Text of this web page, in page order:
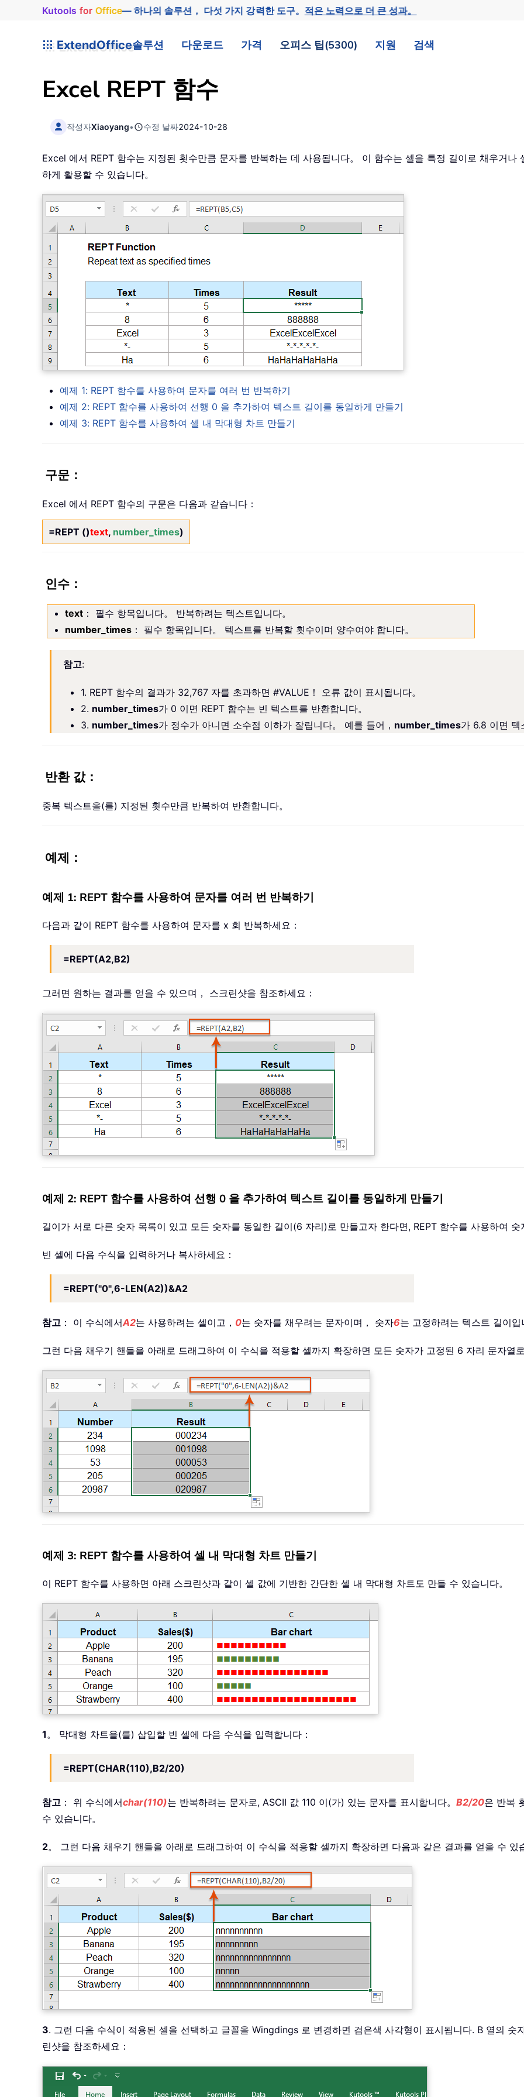
Kutools for Office— 하나의 솔루션， 다섯 가지 강력한 도구。적은 노력으로 더 큰 성과。
ExtendOffice솔루션 다운로드 가격 오피스 팁(5300) 지원 검색
Excel REPT 함수
작성자Xiaoyang• 수정 날짜2024-10-28
Excel 에서 REPT 함수는 지정된 횟수만큼 문자를 반복하는 데 사용됩니다。 이 함수는 셀을 특정 길이로 채우거
하게 활용할 수 있습니다。
예제 1: REPT 함수를 사용하여 문자를 여러 번 반복하기
예제 2: REPT 함수를 사용하여 선행 0 을 추가하여 텍스트 길이를 동일하게 만들기
예제 3: REPT 함수를 사용하여 셀 내 막대형 차트 만들기
구문：
Excel 에서 REPT 함수의 구문은 다음과 같습니다：
=REPT ()text, number_times)
인수：
text ： 필수 항목입니다。 반복하려는 텍스트입니다。
number_times ： 필수 항목입니다。 텍스트를 반복할 횟수이며 양수여야 합니다。
참고:
1. REPT 함수의 결과가 32,767 자를 초과하면 #VALUE！ 오류 값이 표시됩니다。
2. number_times가 0 이면 REPT 함수는 빈 텍스트를 반환합니다。
3. number_times가 정수가 아니면 소수점 이하가 잘립니다。 예를 들어， number_times가 6.8 이면 텍
반환 값：
중복 텍스트을(를) 지정된 횟수만큼 반복하여 반환합니다。
예제：
예제 1: REPT 함수를 사용하여 문자를 여러 번 반복하기
다음과 같이 REPT 함수를 사용하여 문자를 x 회 반복하세요：
=REPT(A2,B2)
그러면 원하는 결과를 얻을 수 있으며， 스크린샷을 참조하세요：
예제 2: REPT 함수를 사용하여 선행 0 을 추가하여 텍스트 길이를 동일하게 만들기
길이가 서로 다른 숫자 목록이 있고 모든 숫자를 동일한 길이(6 자리)로 만들고자 한다면, REPT 함수를 사용하여 숫
빈 셀에 다음 수식을 입력하거나 복사하세요：
=REPT("0",6-LEN(A2))&A2
참고 ： 이 수식에서A2는 사용하려는 셀이고， 0는 숫자를 채우려는 문자이며， 숫자6는 고정하려는 텍스트 길이
그런 다음 채우기 핸들을 아래로 드래그하여 이 수식을 적용할 셀까지 확장하면 모든 숫자가 고정된 6 자리 문자열
예제 3: REPT 함수를 사용하여 셀 내 막대형 차트 만들기
이 REPT 함수를 사용하면 아래 스크린샷과 같이 셀 값에 기반한 간단한 셀 내 막대형 차트도 만들 수 있습니다。
1。 막대형 차트을(를) 삽입할 빈 셀에 다음 수식을 입력합니다：
=REPT(CHAR(110),B2/20)
참고 ： 위 수식에서char(110)는 반복하려는 문자로, ASCII 값 110 이(가) 있는 문자를 표시합니다。 B2/20은 반복
수 있습니다。
2。 그런 다음 채우기 핸들을 아래로 드래그하여 이 수식을 적용할 셀까지 확장하면 다음과 같은 결과를 얻을 수 있
3. 그런 다음 수식이 적용된 셀을 선택하고 글꼴을 Wingdings 로 변경하면 검은색 사각형이 표시됩니다. B 열의 숫
린샷을 참조하세요：